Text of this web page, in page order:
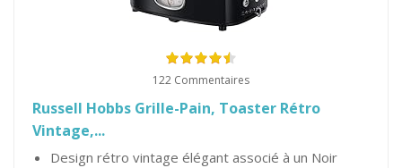
122 Commentaires
Russell Hobbs Grille-Pain, Toaster Rétro
Vintage,...
Design rétro vintage élégant associé à un Noir